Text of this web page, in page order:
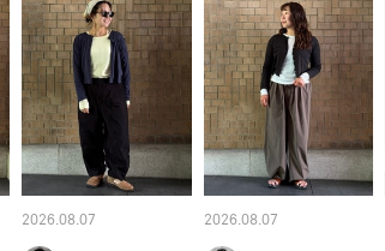
2026.08.07 2026.08.07